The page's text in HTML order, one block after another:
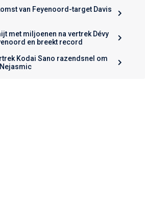
van Feyenoord-target Davis
met miljoenen na vertrek Dévy
en breekt record
Kodai Sano razendsnel om